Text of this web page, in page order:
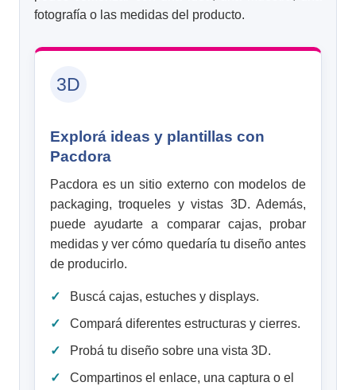
fotografía o las medidas del producto.
3D
Explorá ideas y plantillas con
Pacdora
Pacdora es un sitio externo con modelos de
packaging, troqueles y vistas 3D. Además,
puede ayudarte a comparar cajas, probar
medidas y ver cómo quedaría tu diseño antes
de producirlo.
Buscá cajas, estuches y displays.
Compará diferentes estructuras y cierres.
Probá tu diseño sobre una vista 3D.
Compartinos el enlace, una captura o el